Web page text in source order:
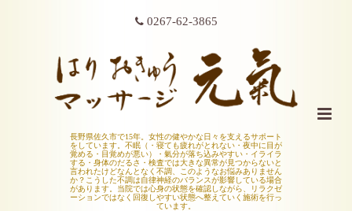
0267-62-3865
長野県佐久市で15年。女性の健やかな日々を支えるサポート
をしています。不眠（・寝ても疲れがとれない・夜中に目が
覚める・目覚めが悪い）・氣分が落ち込みやすい・イライラ
する・身体のだるさ・検査では大きな異常が見つからないと
言われたけどなんとなく不調、このようなお悩みありません
か？こうした不調は自律神経のバランスが影響している場合
があります。当院では心身の状態を確認しながら、リラクゼ
ーションではなく回復しやすい状態へ整えていく施術を行っ
ています。